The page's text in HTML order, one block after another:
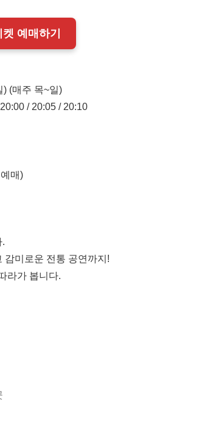
예매하기
) (매주 목~일)
/ 20:05 / 20:10
매)
.
감미로운 전통 공연까지!
라가 봅니다.